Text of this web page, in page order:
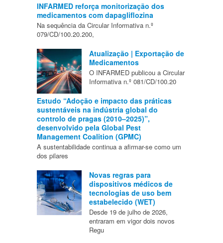
INFARMED reforça monitorização dos
medicamentos com dapagliflozina
Na sequência da Circular Informativa n.º
079/CD/100.20.200,
Atualização | Exportação de
Medicamentos
O INFARMED publicou a Circular
Informativa n.º 081/CD/100.20
Estudo “Adoção e impacto das práticas
sustentáveis na indústria global do
controlo de pragas (2010–2025)”,
desenvolvido pela Global Pest
Management Coalition (GPMC)
A sustentabilidade continua a afirmar-se como um
dos pilares
Novas regras para
dispositivos médicos de
tecnologias de uso bem
estabelecido (WET)
Desde 19 de julho de 2026,
entraram em vigor dois novos
Regu